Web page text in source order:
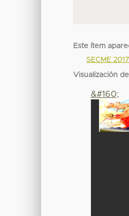
Este ítem
SECME 2017
Visualización
&#160;